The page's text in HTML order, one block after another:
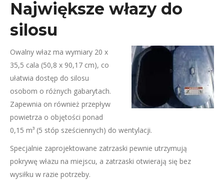
Największe włazy do
silosu
Owalny właz ma wymiary 20 x
35,5 cala (50,8 x 90,17 cm), co
ułatwia dostęp do silosu
osobom o różnych gabarytach.
Zapewnia on również przepływ
powietrza o objętości ponad
0,15 m³ (5 stóp sześciennych) do wentylacji.
Specjalnie zaprojektowane zatrzaski pewnie utrzymują
pokrywę włazu na miejscu, a zatrzaski otwierają się bez
wysiłku w razie potrzeby.